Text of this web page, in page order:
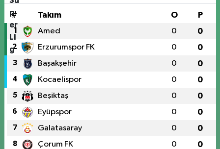
# Takım O P
1 Amed 0 0
2 Erzurumspor FK 0 0
3 Başakşehir 0 0
4 Kocaelispor 0 0
5 Beşiktaş 0 0
6 Eyüpspor 0 0
7 Galatasaray 0 0
8 Çorum FK 0 0